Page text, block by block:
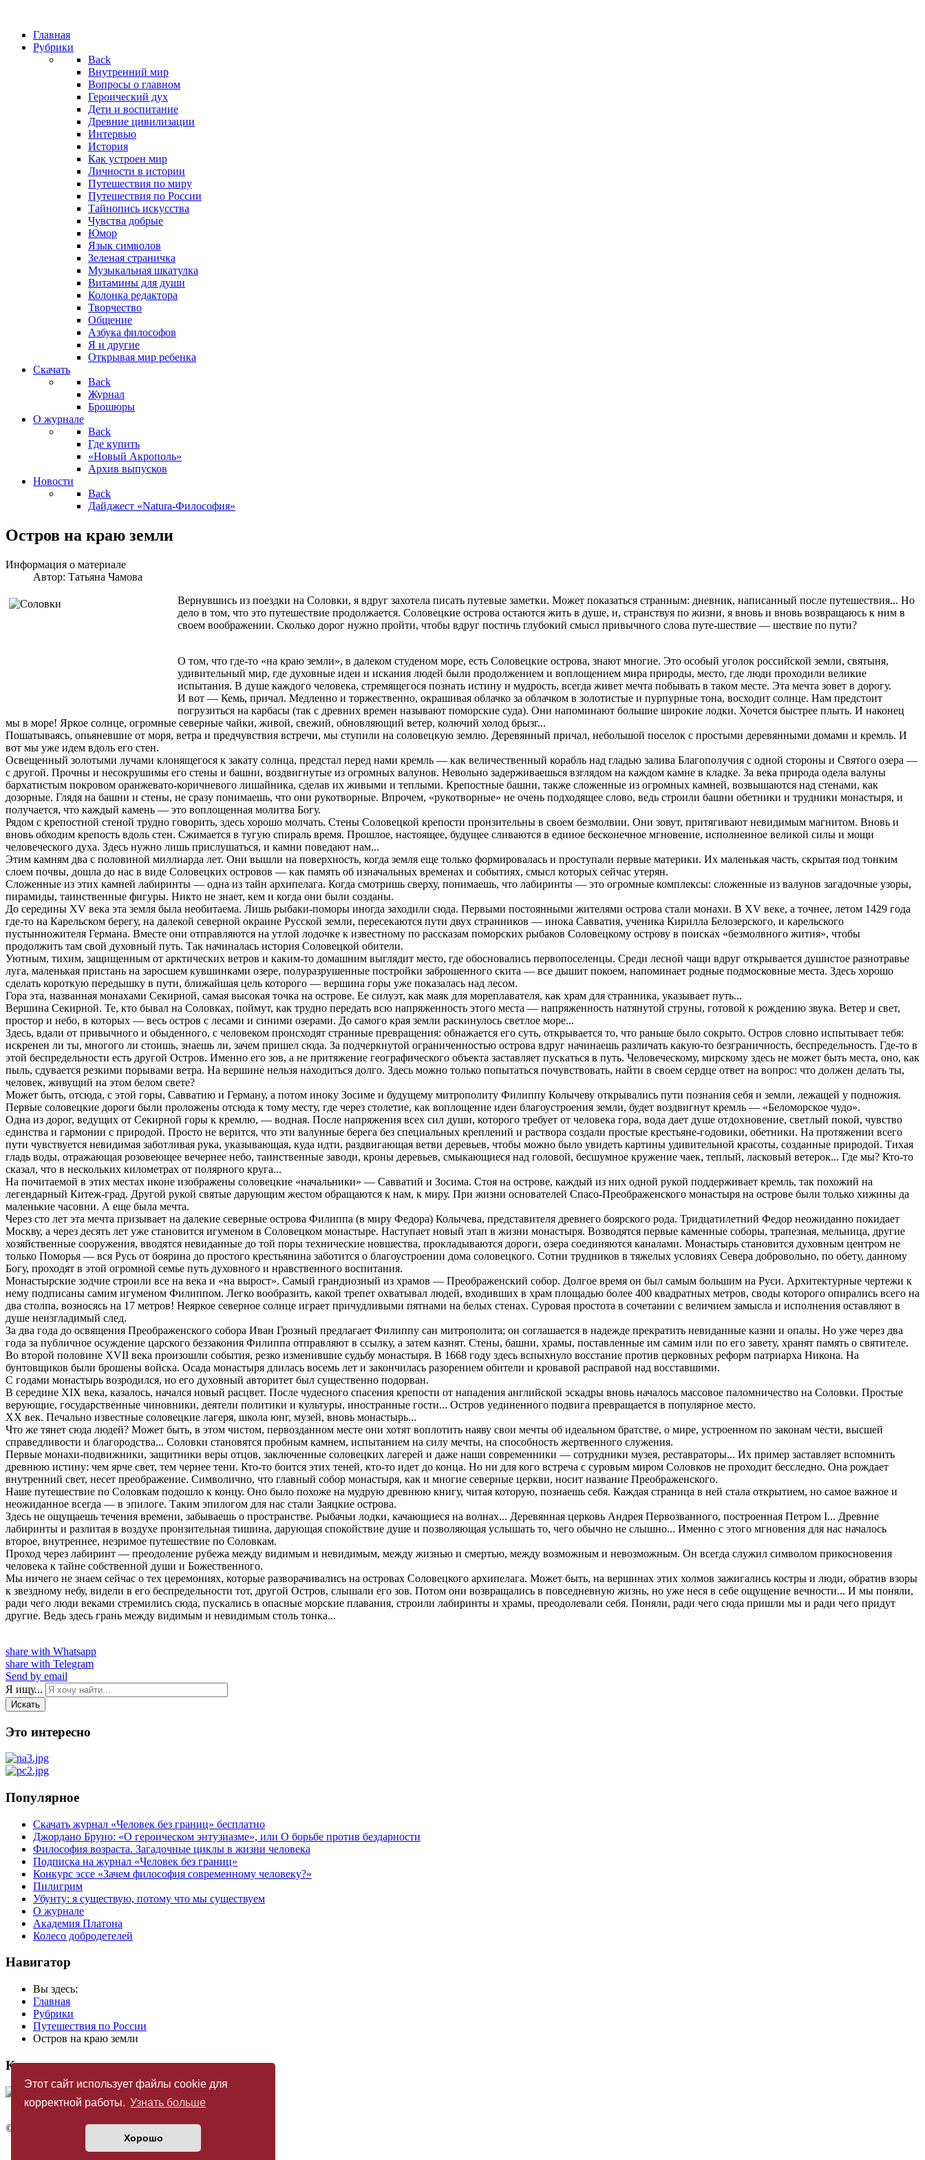
Этот сайт использует файлы cookie для
корректной работы. Узнать больше
Хорошо
Главная
Рубрики
Back
Внутренний мир
Вопросы о главном
Героический дух
Дети и воспитание
Древние цивилизации
Интервью
История
Как устроен мир
Личности в истории
Путешествия по миру
Путешествия по России
Тайнопись искусства
Чувства добрые
Юмор
Язык символов
Зеленая страничка
Музыкальная шкатулка
Витамины для души
Колонка редактора
Творчество
Общение
Азбука философов
Я и другие
Открывая мир ребенка
Скачать
Back
Журнал
Брошюры
О журнале
Back
Где купить
«Новый Акрополь»
Архив выпусков
Новости
Back
Дайджест «Natura-Философия»
Остров на краю земли
Информация о материале
Автор: Татьяна Чамова
Вернувшись из поездки на Соловки, я вдруг захотела писать путевые заметки. Может показаться странным: дневник, написанный после путешествия... Но
дело в том, что это путешествие продолжается. Соловецкие острова остаются жить в душе, и, странствуя по жизни, я вновь и вновь возвращаюсь к ним в
своем воображении. Сколько дорог нужно пройти, чтобы вдруг постичь глубокий смысл привычного слова путе-шествие — шествие по пути?
О том, что где-то «на краю земли», в далеком студеном море, есть Соловецкие острова, знают многие. Это особый уголок российской земли, святыня,
удивительный мир, где духовные идеи и искания людей были продолжением и воплощением мира природы, место, где люди проходили великие
испытания. В душе каждого человека, стремящегося познать истину и мудрость, всегда живет мечта побывать в таком месте. Эта мечта зовет в дорогу.
И вот — Кемь, причал. Медленно и торжественно, окрашивая облачко за облачком в золотистые и пурпурные тона, восходит солнце. Нам предстоит
погрузиться на карбасы (так с древних времен называют поморские суда). Они напоминают большие широкие лодки. Хочется быстрее плыть. И наконец
мы в море! Яркое солнце, огромные северные чайки, живой, свежий, обновляющий ветер, колючий холод брызг...
Пошатываясь, опьяневшие от моря, ветра и предчувствия встречи, мы ступили на соловецкую землю. Деревянный причал, небольшой поселок с простыми деревянными домами и кремль. И
вот мы уже идем вдоль его стен.
Освещенный золотыми лучами клонящегося к закату солнца, предстал перед нами кремль — как величественный корабль над гладью залива Благополучия с одной стороны и Святого озера —
с другой. Прочны и несокрушимы его стены и башни, воздвигнутые из огромных валунов. Невольно задерживаешься взглядом на каждом камне в кладке. За века природа одела валуны
бархатистым покровом оранжевато-коричневого лишайника, сделав их живыми и теплыми. Крепостные башни, также сложенные из огромных камней, возвышаются над стенами, как
дозорные. Глядя на башни и стены, не сразу понимаешь, что они рукотворные. Впрочем, «рукотворные» не очень подходящее слово, ведь строили башни обетники и трудники монастыря, и
получается, что каждый камень — это воплощенная молитва Богу.
Рядом с крепостной стеной трудно говорить, здесь хорошо молчать. Стены Соловецкой крепости пронзительны в своем безмолвии. Они зовут, притягивают невидимым магнитом. Вновь и
вновь обходим крепость вдоль стен. Сжимается в тугую спираль время. Прошлое, настоящее, будущее сливаются в единое бесконечное мгновение, исполненное великой силы и мощи
человеческого духа. Здесь нужно лишь прислушаться, и камни поведают нам...
Этим камням два с половиной миллиарда лет. Они вышли на поверхность, когда земля еще только формировалась и проступали первые материки. Их маленькая часть, скрытая под тонким
слоем почвы, дошла до нас в виде Соловецких островов — как память об изначальных временах и событиях, смысл которых сейчас утерян.
Сложенные из этих камней лабиринты — одна из тайн архипелага. Когда смотришь сверху, понимаешь, что лабиринты — это огромные комплексы: сложенные из валунов загадочные узоры,
пирамиды, таинственные фигуры. Никто не знает, кем и когда они были созданы.
До середины XV века эта земля была необитаема. Лишь рыбаки-поморы иногда заходили сюда. Первыми постоянными жителями острова стали монахи. В XV веке, а точнее, летом 1429 года
где-то на Карельском берегу, на далекой северной окраине Русской земли, пересекаются пути двух странников — инока Савватия, ученика Кирилла Белозерского, и карельского
пустынножителя Германа. Вместе они отправляются на утлой лодочке к известному по рассказам поморских рыбаков Соловецкому острову в поисках «безмолвного жития», чтобы
продолжить там свой духовный путь. Так начиналась история Соловецкой обители.
Уютным, тихим, защищенным от арктических ветров и каким-то домашним выглядит место, где обосновались первопоселенцы. Среди лесной чащи вдруг открывается душистое разнотравье
луга, маленькая пристань на заросшем кувшинками озере, полуразрушенные постройки заброшенного скита — все дышит покоем, напоминает родные подмосковные места. Здесь хорошо
сделать короткую передышку в пути, ближайшая цель которого — вершина горы уже показалась над лесом.
Гора эта, названная монахами Секирной, самая высокая точка на острове. Ее силуэт, как маяк для мореплавателя, как храм для странника, указывает путь...
Вершина Секирной. Те, кто бывал на Соловках, поймут, как трудно передать всю напряженность этого места — напряженность натянутой струны, готовой к рождению звука. Ветер и свет,
простор и небо, в которых — весь остров с лесами и синими озерами. До самого края земли раскинулось светлое море...
Здесь, вдали от привычного и обыденного, с человеком происходят странные превращения: обнажается его суть, открывается то, что раньше было сокрыто. Остров словно испытывает тебя:
искренен ли ты, многого ли стоишь, знаешь ли, зачем пришел сюда. За подчеркнутой ограниченностью острова вдруг начинаешь различать какую-то безграничность, беспредельность. Где-то в
этой беспредельности есть другой Остров. Именно его зов, а не притяжение географического объекта заставляет пускаться в путь. Человеческому, мирскому здесь не может быть места, оно, как
пыль, сдувается резкими порывами ветра. На вершине нельзя находиться долго. Здесь можно только попытаться почувствовать, найти в своем сердце ответ на вопрос: что должен делать ты,
человек, живущий на этом белом свете?
Может быть, отсюда, с этой горы, Савватию и Герману, а потом иноку Зосиме и будущему митрополиту Филиппу Колычеву открывались пути познания себя и земли, лежащей у подножия.
Первые соловецкие дороги были проложены отсюда к тому месту, где через столетие, как воплощение идеи благоустроения земли, будет воздвигнут кремль — «Беломорское чудо».
Одна из дорог, ведущих от Секирной горы к кремлю, — водная. После напряжения всех сил души, которого требует от человека гора, вода дает душе отдохновение, светлый покой, чувство
единства и гармонии с природой. Просто не верится, что эти валунные берега без специальных креплений и раствора создали простые крестьяне-годовики, обетники. На протяжении всего
пути чувствуется невидимая заботливая рука, указывающая, куда идти, раздвигающая ветви деревьев, чтобы можно было увидеть картины удивительной красоты, созданные природой. Тихая
гладь воды, отражающая розовеющее вечернее небо, таинственные заводи, кроны деревьев, смыкающиеся над головой, бесшумное кружение чаек, теплый, ласковый ветерок... Где мы? Кто-то
сказал, что в нескольких километрах от полярного круга...
На почитаемой в этих местах иконе изображены соловецкие «начальники» — Савватий и Зосима. Стоя на острове, каждый из них одной рукой поддерживает кремль, так похожий на
легендарный Китеж-град. Другой рукой святые дарующим жестом обращаются к нам, к миру. При жизни основателей Спасо-Преображенского монастыря на острове были только хижины да
маленькие часовни. А еще была мечта.
Через сто лет эта мечта призывает на далекие северные острова Филиппа (в миру Федора) Колычева, представителя древнего боярского рода. Тридцатилетний Федор неожиданно покидает
Москву, а через десять лет уже становится игуменом в Соловецком монастыре. Наступает новый этап в жизни монастыря. Возводятся первые каменные соборы, трапезная, мельница, другие
хозяйственные сооружения, вводятся невиданные до той поры технические новшества, прокладываются дороги, озера соединяются каналами. Монастырь становится духовным центром не
только Поморья — вся Русь от боярина до простого крестьянина заботится о благоустроении дома соловецкого. Сотни трудников в тяжелых условиях Севера добровольно, по обету, данному
Богу, проходят в этой огромной семье путь духовного и нравственного воспитания.
Монастырские зодчие строили все на века и «на вырост». Самый грандиозный из храмов — Преображенский собор. Долгое время он был самым большим на Руси. Архитектурные чертежи к
нему подписаны самим игуменом Филиппом. Легко вообразить, какой трепет охватывал людей, входивших в храм площадью более 400 квадратных метров, своды которого опирались всего на
два столпа, возносясь на 17 метров! Неяркое северное солнце играет причудливыми пятнами на белых стенах. Суровая простота в сочетании с величием замысла и исполнения оставляют в
душе неизгладимый след.
За два года до освящения Преображенского собора Иван Грозный предлагает Филиппу сан митрополита; он соглашается в надежде прекратить невиданные казни и опалы. Но уже через два
года за публичное осуждение царского беззакония Филиппа отправляют в ссылку, а затем казнят. Стены, башни, храмы, поставленные им самим или по его завету, хранят память о святителе.
Во второй половине XVII века произошли события, резко изменившие судьбу монастыря. В 1668 году здесь вспыхнуло восстание против церковных реформ патриарха Никона. На
бунтовщиков были брошены войска. Осада монастыря длилась восемь лет и закончилась разорением обители и кровавой расправой над восставшими.
С годами монастырь возродился, но его духовный авторитет был существенно подорван.
В середине XIX века, казалось, начался новый расцвет. После чудесного спасения крепости от нападения английской эскадры вновь началось массовое паломничество на Соловки. Простые
верующие, государственные чиновники, деятели политики и культуры, иностранные гости... Остров уединенного подвига превращается в популярное место.
XX век. Печально известные соловецкие лагеря, школа юнг, музей, вновь монастырь...
Что же тянет сюда людей? Может быть, в этом чистом, первозданном месте они хотят воплотить наяву свои мечты об идеальном братстве, о мире, устроенном по законам чести, высшей
справедливости и благородства... Соловки становятся пробным камнем, испытанием на силу мечты, на способность жертвенного служения.
Первые монахи-подвижники, защитники веры отцов, заключенные соловецких лагерей и даже наши современники — сотрудники музея, реставраторы... Их пример заставляет вспомнить
древнюю истину: чем ярче свет, тем чернее тени. Кто-то боится этих теней, кто-то идет до конца. Но ни для кого встреча с суровым миром Соловков не проходит бесследно. Она рождает
внутренний свет, несет преображение. Символично, что главный собор монастыря, как и многие северные церкви, носит название Преображенского.
Наше путешествие по Соловкам подошло к концу. Оно было похоже на мудрую древнюю книгу, читая которую, познаешь себя. Каждая страница в ней стала открытием, но самое важное и
неожиданное всегда — в эпилоге. Таким эпилогом для нас стали Заяцкие острова.
Здесь не ощущаешь течения времени, забываешь о пространстве. Рыбачьи лодки, качающиеся на волнах... Деревянная церковь Андрея Первозванного, построенная Петром I... Древние
лабиринты и разлитая в воздухе пронзительная тишина, дарующая спокойствие душе и позволяющая услышать то, чего обычно не слышно... Именно с этого мгновения для нас началось
второе, внутреннее, незримое путешествие по Соловкам.
Проход через лабиринт — преодоление рубежа между видимым и невидимым, между жизнью и смертью, между возможным и невозможным. Он всегда служил символом прикосновения
человека к тайне собственной души и Божественного.
Мы ничего не знаем сейчас о тех церемониях, которые разворачивались на островах Соловецкого архипелага. Может быть, на вершинах этих холмов зажигались костры и люди, обратив взоры
к звездному небу, видели в его беспредельности тот, другой Остров, слышали его зов. Потом они возвращались в повседневную жизнь, но уже неся в себе ощущение вечности... И мы поняли,
ради чего люди веками стремились сюда, пускались в опасные морские плавания, строили лабиринты и храмы, преодолевали себя. Поняли, ради чего сюда пришли мы и ради чего придут
другие. Ведь здесь грань между видимым и невидимым столь тонка...
share with Whatsapp
share with Telegram
Send by email
Я ищу...
Искать
Это интересно
Популярное
Скачать журнал «Человек без границ» бесплатно
Джордано Бруно: «О героическом энтузиазме», или О борьбе против бездарности
Философия возраста. Загадочные циклы в жизни человека
Подписка на журнал «Человек без границ»
Конкурс эссе «Зачем философия современному человеку?»
Пилигрим
Убунту: я существую, потому что мы существуем
О журнале
Академия Платона
Колесо добродетелей
Навигатор
Вы здесь:
Главная
Рубрики
Путешествия по России
Остров на краю земли
Купить журнал
© Издательство «Новый Акрополь»2005 — 2026
Политика конфиденциальности